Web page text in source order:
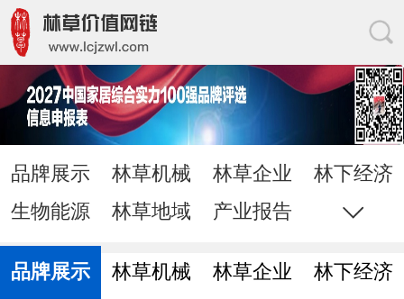
品牌展示 林草机械 林草企业
林下经济
生物能源
林草地域 产业报告
花草苗木
家居网链
品牌展示
林草机械 林草企业 林下经济